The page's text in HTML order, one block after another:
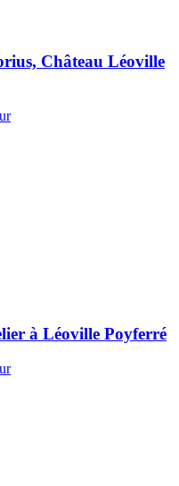
Château Léoville
à Léoville Poyferré